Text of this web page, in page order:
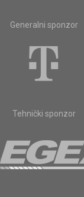
Generalni sponzor
Tehnički sponzor